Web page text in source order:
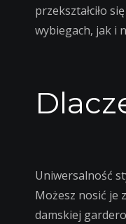
przekształciło
wybiegach, jak i
Uniwersalność
Możesz nosić je
damskiej